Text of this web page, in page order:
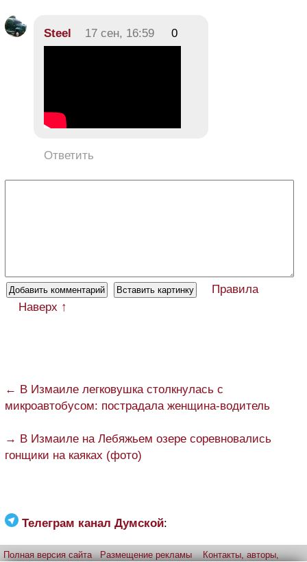
Steel 17 сен, 16:59 0
Ответить
Правила
Наверх ↑
← В Измаиле легковушка столкнулась с
микроавтобусом: пострадала женщина-водитель
→ В Измаиле на Лебяжьем озере соревновались
гонщики на каяках (фото)
Телеграм канал Думской:
Полная версия сайта Размещение рекламы Контакты, авторы,